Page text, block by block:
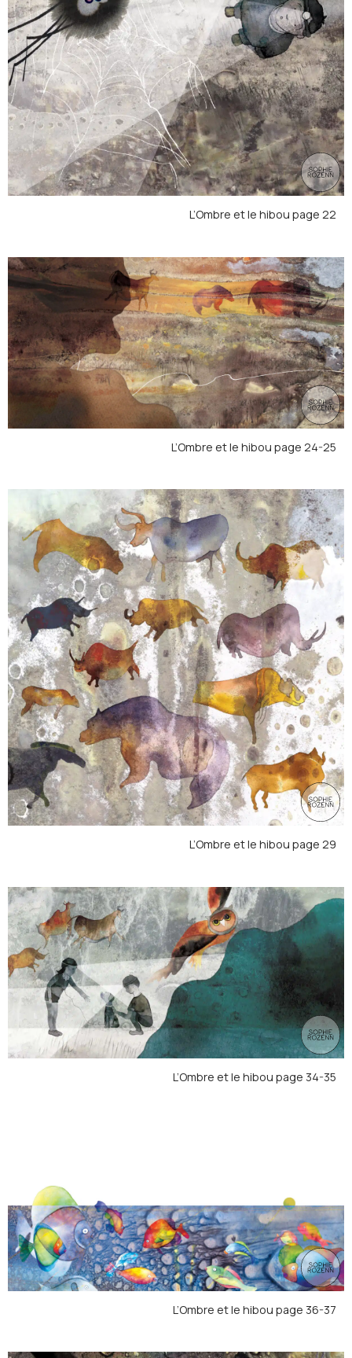
L’Ombre et le hibou page 22
L’Ombre et le hibou page 24-25
L’Ombre et le hibou page 29
L’Ombre et le hibou page 34-35
L’Ombre et le hibou page 36-37